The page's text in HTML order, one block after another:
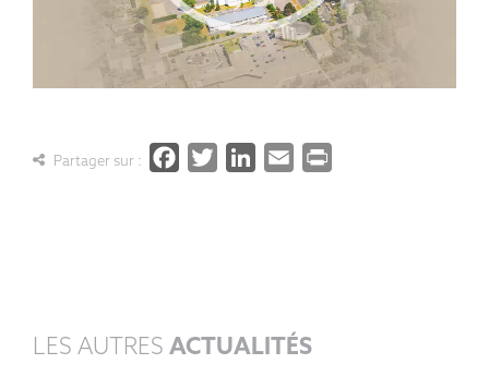
Partager sur : Facebook
Twitter
LinkedIn
Email
LES AUTRES ACTUALITÉS